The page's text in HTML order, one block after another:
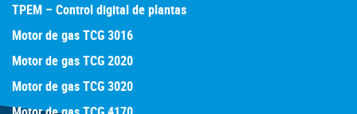
TPEM – Control digital de plantas
Motor de gas TCG 3016
Motor de gas TCG 2020
Motor de gas TCG 3020